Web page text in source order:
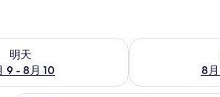
明天
9 - 8月 10
8月 10) 的供應情況
8
查看本週末 (8